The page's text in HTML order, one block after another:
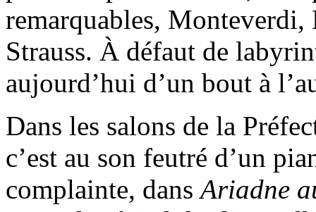
remarquables, Monteverdi,
Strauss. À défaut de
aujourd’hui d’un bout à
Dans les salons de la
c’est au son feutré d’un
complainte, dansAriadne